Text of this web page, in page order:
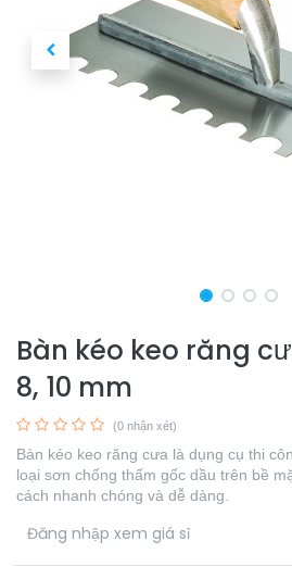
Bàn kéo keo răng
8, 10 mm
(0 nhận xét)
Bàn kéo keo răng cưa là dụng cụ thi
loại sơn chống thấm gốc dầu trên bề
cách nhanh chóng và dễ dàng.
Đăng nhập xem giá sỉ